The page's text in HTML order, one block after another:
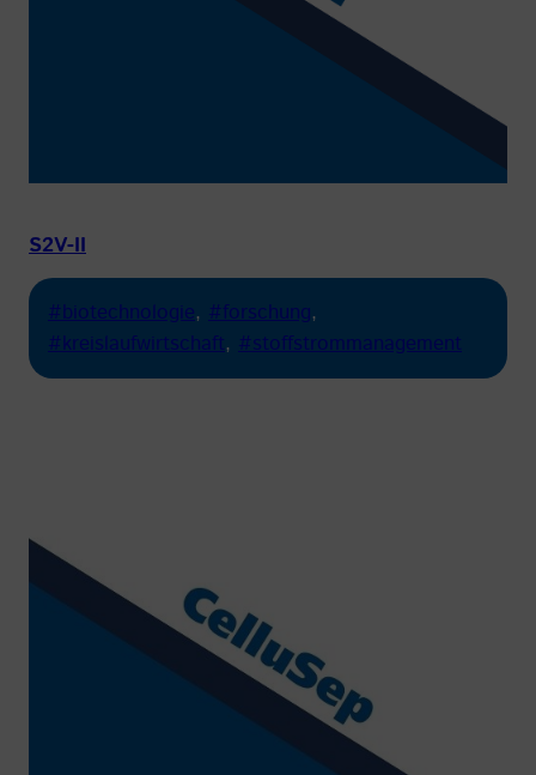
S2V-II
#biotechnologie, #forschung
#kreislaufwirtschaft, #stoffstrommanagement